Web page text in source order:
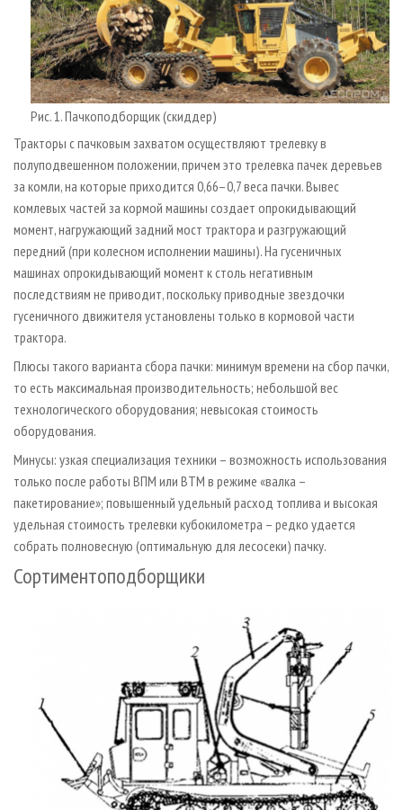
Рис. 1. Пачкоподборщик (скиддер)
Тракторы с пачковым захватом осуществляют трелевку в
полуподвешенном положении, причем это трелевка пачек деревьев
за комли, на которые приходится 0,66–0,7 веса пачки. Вывес
комлевых частей за кормой машины создает опрокидывающий
момент, нагружающий задний мост трактора и разгружающий
передний (при колесном исполнении машины). На гусеничных
машинах опрокидывающий момент к столь негативным
последствиям не приводит, поскольку приводные звездочки
гусеничного движителя установлены только в кормовой части
трактора.
Плюсы такого варианта сбора пачки: минимум времени на сбор пачки,
то есть максимальная производительность; небольшой вес
технологического оборудования; невысокая стоимость
оборудования.
Минусы: узкая специализация техники – возможность использования
только после работы ВПМ или ВТМ в режиме «валка –
пакетирование»; повышенный удельный расход топлива и высокая
удельная стоимость трелевки кубокилометра – редко удается
собрать полновесную (оптимальную для лесосеки) пачку.
Сортиментоподборщики